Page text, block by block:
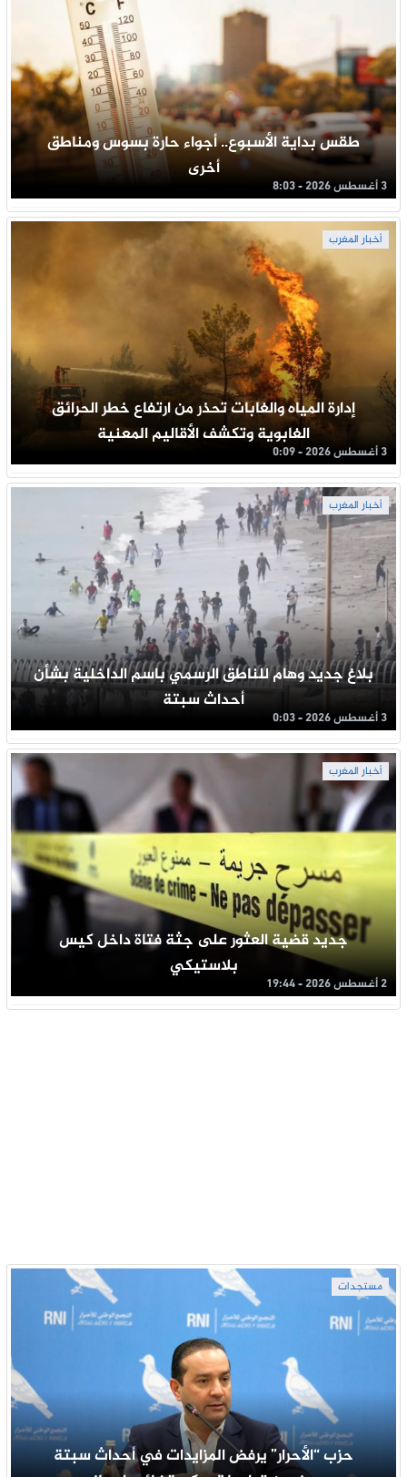
طقس بداية الأسبوع.. أجواء حارة بسوس ومناطق
أخرى
3 أغسطس 2026 - 8:03
أخبار المغرب
إدارة المياه والغابات تحذر من ارتفاع خطر الحرائق
الغابوية وتكشف الأقاليم المعنية
3 أغسطس 2026 - 0:09
أخبار المغرب
بلاغ جديد وهام للناطق الرسمي باسم الداخلية بشأن
أحداث سبتة
3 أغسطس 2026 - 0:03
أخبار المغرب
جديد قضية العثور على جثة فتاة داخل كيس
بلاستيكي
2 أغسطس 2026 - 19:44
مستجدات
حزب “الأحرار” يرفض المزايدات في أحداث سبتة